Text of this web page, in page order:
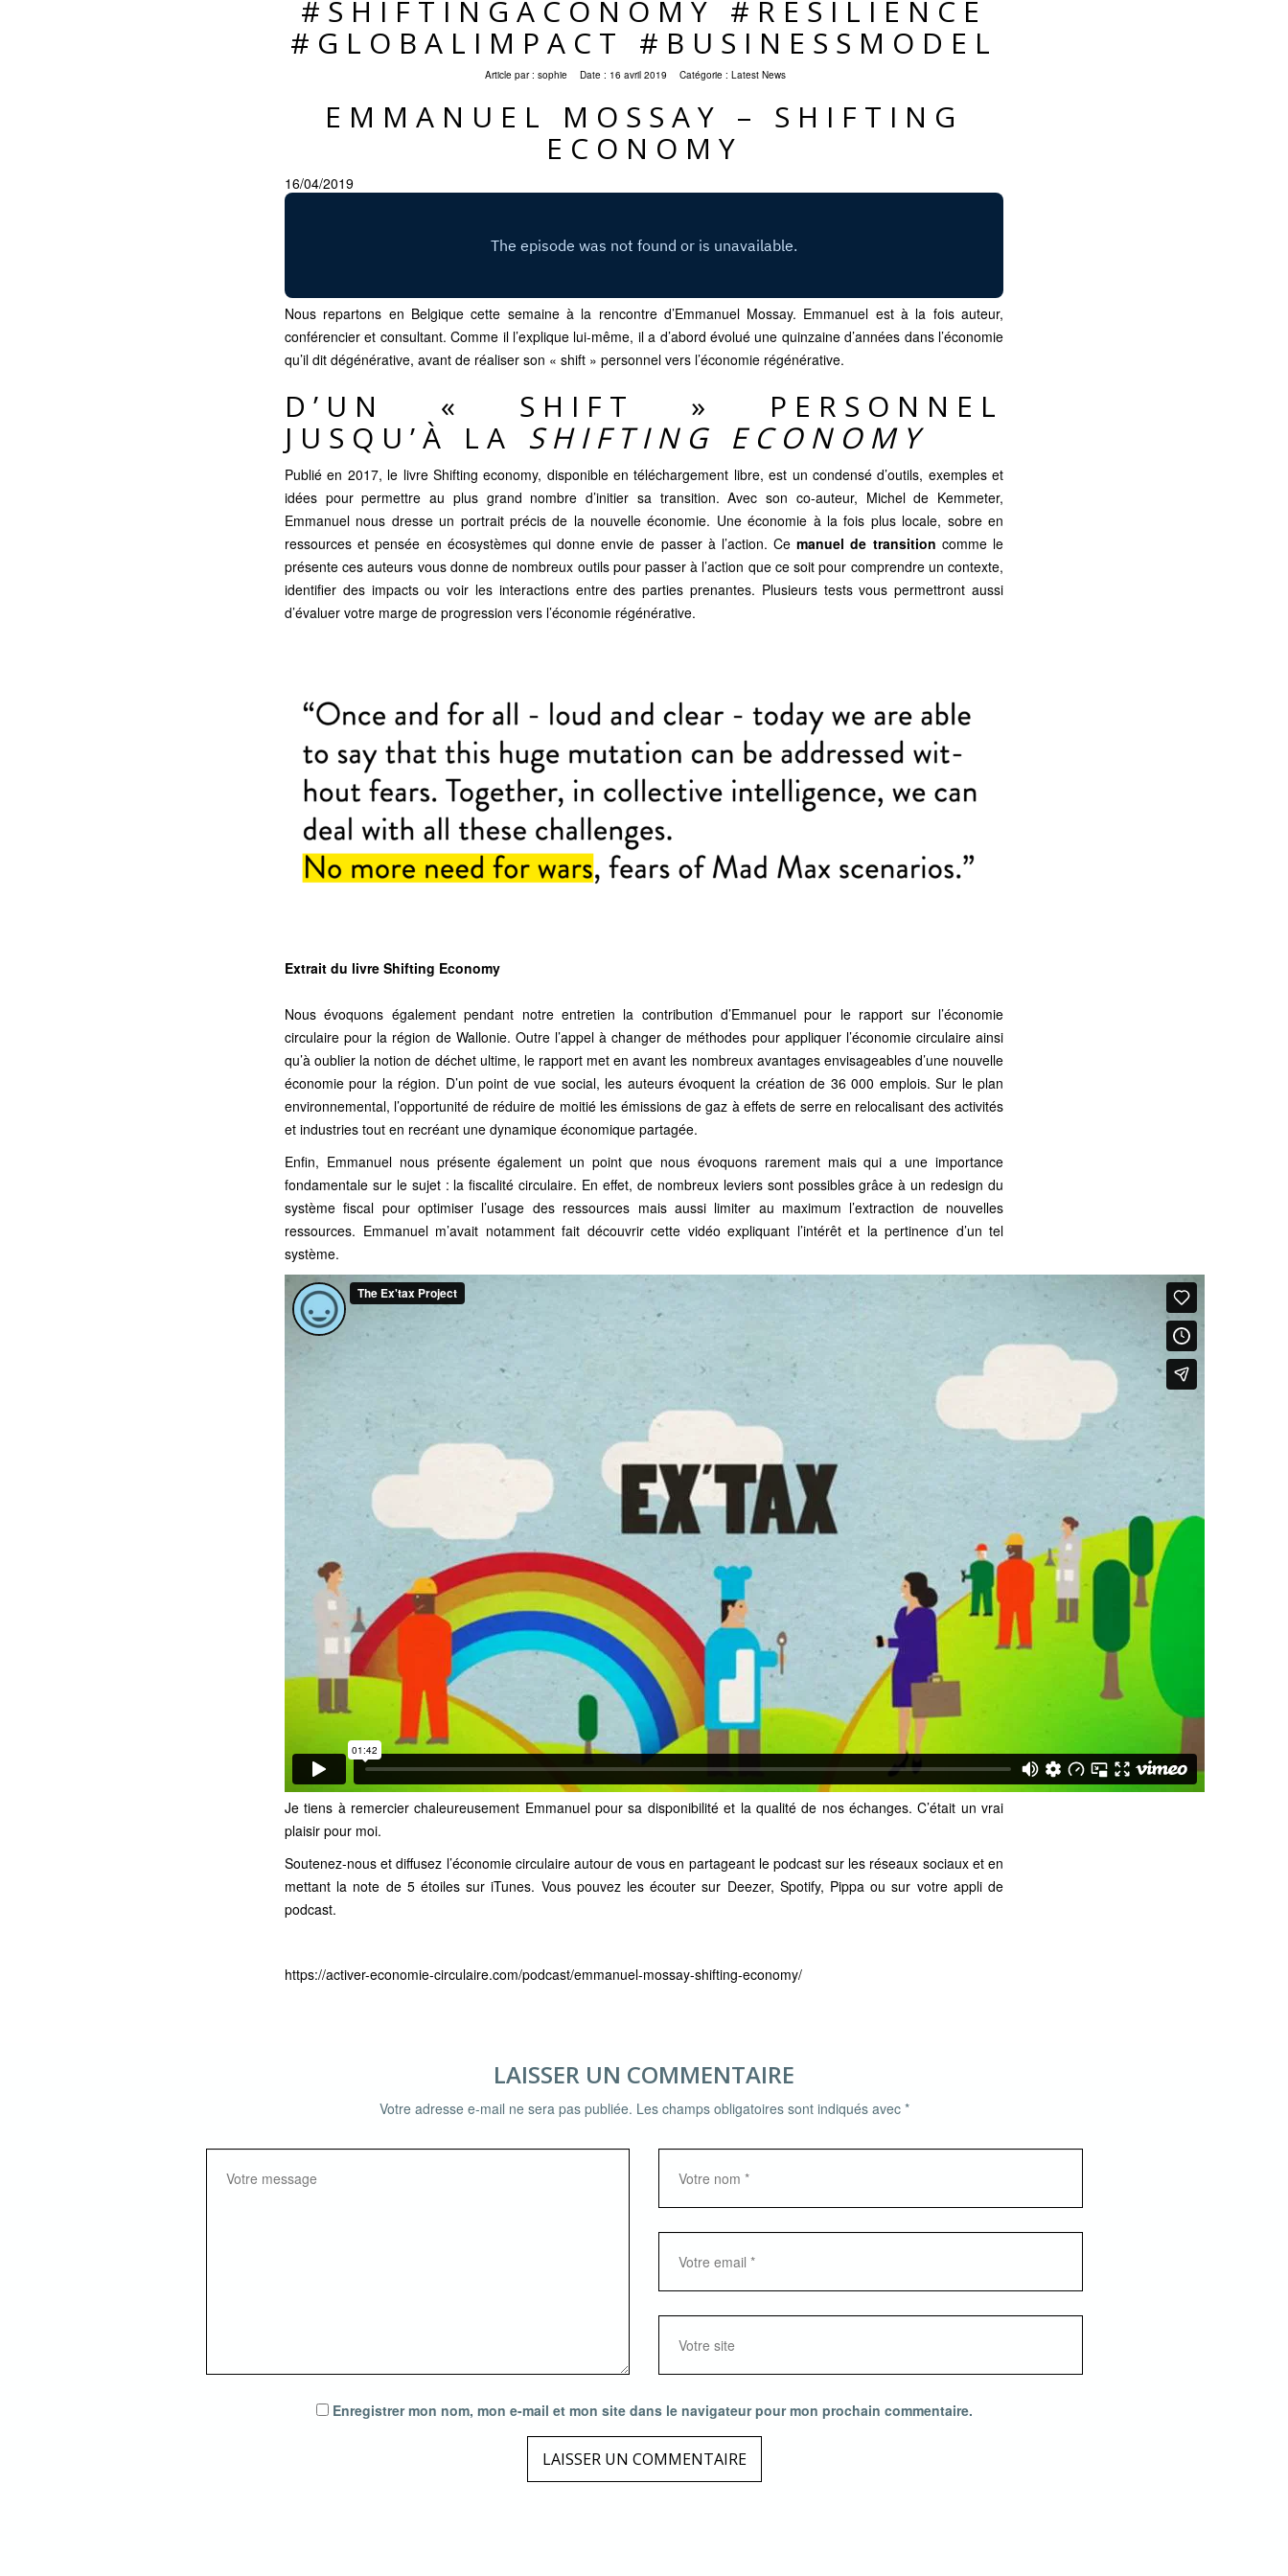
#SHIFTINGACONOMY #RESILIENCE
#GLOBALIMPACT #BUSINESSMODEL
Article par : sophie Date : 16 avril 2019 Catégorie : Latest News
EMMANUEL MOSSAY – SHIFTING
ECONOMY
16/04/2019
Nous repartons en Belgique cette semaine à la rencontre d’Emmanuel Mossay. Emmanuel est à la fois auteur,
conférencier et consultant. Comme il l’explique lui-même, il a d’abord évolué une quinzaine d’années dans l’économie
qu’il dit dégénérative, avant de réaliser son « shift » personnel vers l’économie régénérative.
D’UN « SHIFT » PERSONNEL
JUSQU’À LA SHIFTING ECONOMY
Publié en 2017, le livre Shifting economy, disponible en téléchargement libre, est un condensé d’outils, exemples et
idées pour permettre au plus grand nombre d’initier sa transition. Avec son co-auteur, Michel de Kemmeter,
Emmanuel nous dresse un portrait précis de la nouvelle économie. Une économie à la fois plus locale, sobre en
ressources et pensée en écosystèmes qui donne envie de passer à l’action. Cemanuel de transition comme le
présente ces auteurs vous donne de nombreux outils pour passer à l’action que ce soit pour comprendre un contexte,
identifier des impacts ou voir les interactions entre des parties prenantes. Plusieurs tests vous permettront aussi
d’évaluer votre marge de progression vers l’économie régénérative.
Extrait du livre Shifting Economy
Nous évoquons également pendant notre entretien la contribution d’Emmanuel pour le rapport sur l’économie
circulaire pour la région de Wallonie. Outre l’appel à changer de méthodes pour appliquer l’économie circulaire ainsi
qu’à oublier la notion de déchet ultime, le rapport met en avant les nombreux avantages envisageables d’une nouvelle
économie pour la région. D’un point de vue social, les auteurs évoquent la création de 36 000 emplois. Sur le plan
environnemental, l’opportunité de réduire de moitié les émissions de gaz à effets de serre en relocalisant des activités
et industries tout en recréant une dynamique économique partagée.
Enfin, Emmanuel nous présente également un point que nous évoquons rarement mais qui a une importance
fondamentale sur le sujet : la fiscalité circulaire. En effet, de nombreux leviers sont possibles grâce à un redesign du
système fiscal pour optimiser l’usage des ressources mais aussi limiter au maximum l’extraction de nouvelles
ressources. Emmanuel m’avait notamment fait découvrir cette vidéo expliquant l’intérêt et la pertinence d’un tel
système.
Je tiens à remercier chaleureusement Emmanuel pour sa disponibilité et la qualité de nos échanges. C’était un vrai
plaisir pour moi.
Soutenez-nous et diffusez l’économie circulaire autour de vous en partageant le podcast sur les réseaux sociaux et en
mettant la note de 5 étoiles suriTunes. Vous pouvez les écouter sur Deezer, Spotify, Pippa ou sur votre appli de
podcast.
https://activer-economie-circulaire.com/podcast/emmanuel-mossay-shifting-economy/
LAISSER UN COMMENTAIRE
Votre adresse e-mail ne sera pas publiée. Les champs obligatoires sont indiqués avec *
Enregistrer mon nom, mon e-mail et mon site dans le navigateur pour mon prochain commentaire.